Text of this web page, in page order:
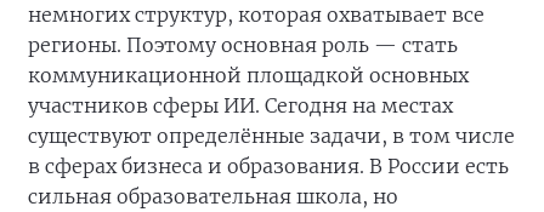
немногих структур, которая охватывает все
регионы. Поэтому основная роль — стать
коммуникационной площадкой основных
участников сферы ИИ. Сегодня на местах
существуют определённые задачи, в том числе
в сферах бизнеса и образования. В России есть
сильная образовательная школа, но